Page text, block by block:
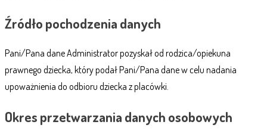
Źródło pochodzenia danych
Pani/Pana dane Administrator pozyskał od rodzica/opiekuna
prawnego dziecka, który podał Pani/Pana dane w celu nadania
upoważnienia do odbioru dziecka z placówki.
Okres przetwarzania danych osobowych